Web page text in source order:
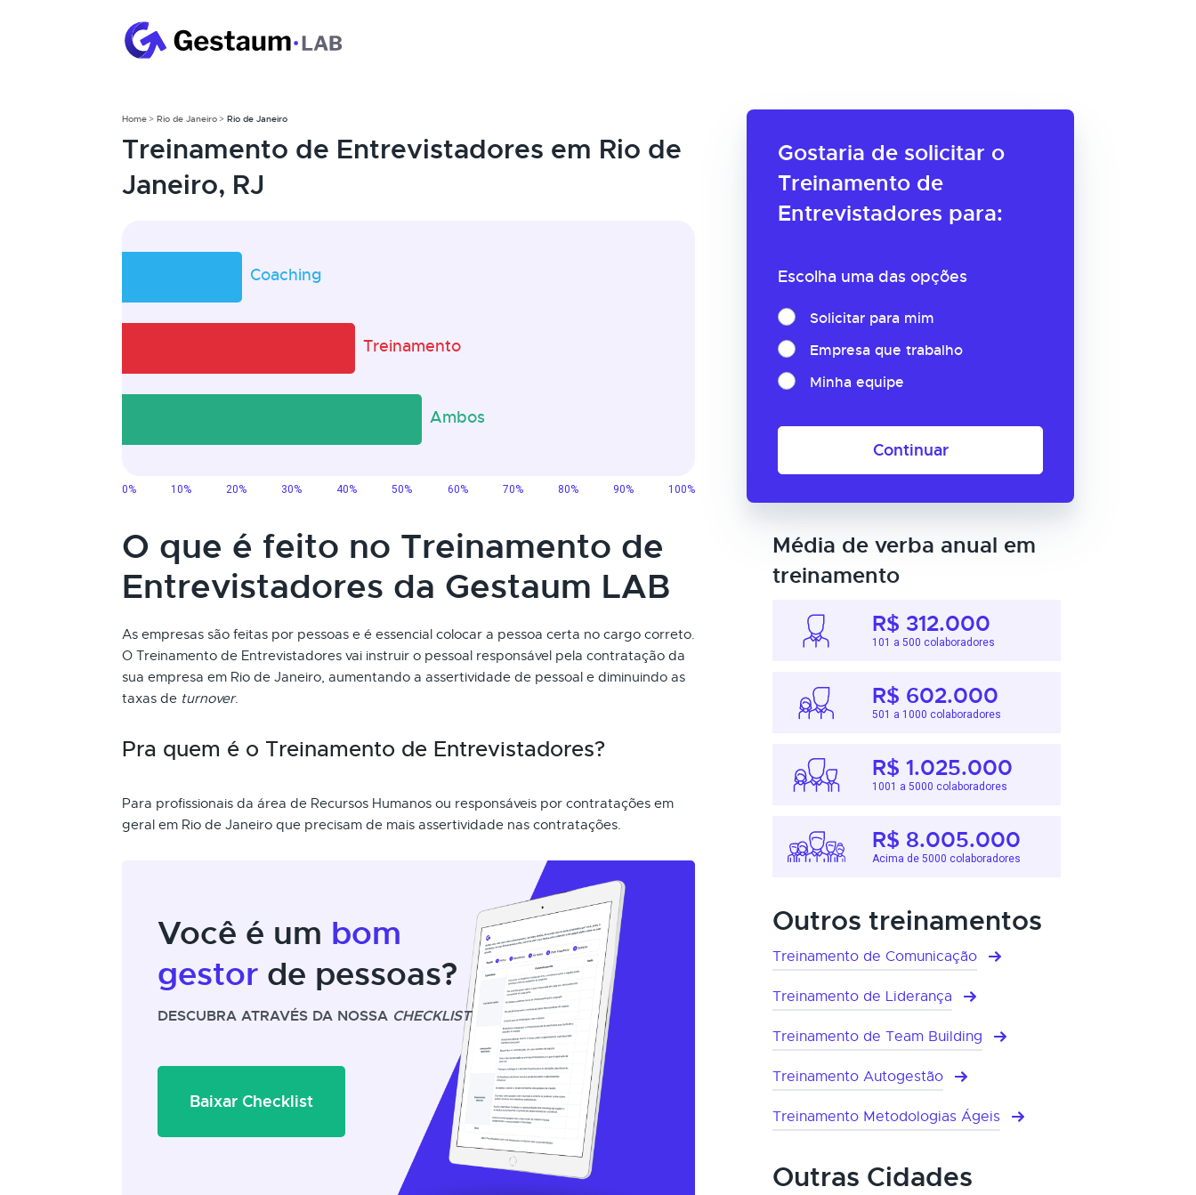
Gostaria de solicitar o
Treinamento de
Entrevistadores para:
Escolha uma das opções
Solicitar para mim
Empresa que trabalho
Minha equipe
Continuar
Home Rio de Janeiro Rio de Janeiro
Treinamento de Entrevistadores em Rio de
Janeiro, RJ
O que é feito no Treinamento de
Entrevistadores da Gestaum LAB
As empresas são feitas por pessoas e é essencial colocar a pessoa certa no cargo correto.
O Treinamento de Entrevistadores vai instruir o pessoal responsável pela contratação da
sua empresa em Rio de Janeiro, aumentando a assertividade de pessoal e diminuindo as
taxas de turnover.
Pra quem é o Treinamento de Entrevistadores?
Para profissionais da área de Recursos Humanos ou responsáveis por contratações em
geral em Rio de Janeiro que precisam de mais assertividade nas contratações.
Você é um bom
gestor de pessoas?
DESCUBRA ATRAVÉS DA NOSSA CHECKLIST
Baixar Checklist
Média de verba anual em
treinamento
R$ 312.000
101 a 500 colaboradores
R$ 602.000
501 a 1000 colaboradores
R$ 1.025.000
1001 a 5000 colaboradores
R$ 8.005.000
Acima de 5000 colaboradores
Outros treinamentos
Treinamento de Comunicação
Treinamento de Liderança
Treinamento de Team Building
Treinamento Autogestão
Treinamento Metodologias Ágeis
Outras Cidades